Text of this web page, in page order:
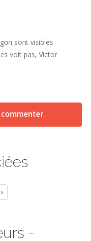
sont visibles
voit pas, Victor
-